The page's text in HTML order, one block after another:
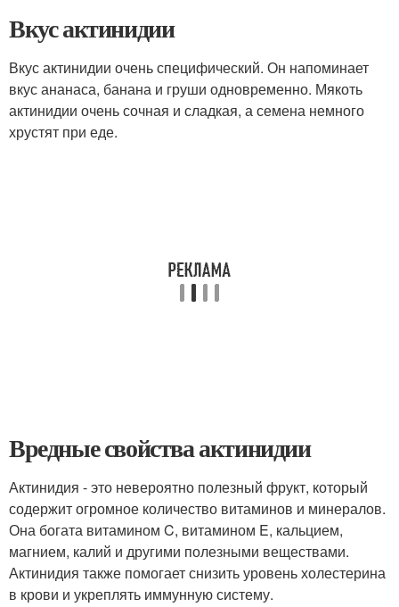
Вкус актинидии
Вкус актинидии очень специфический. Он напоминает
вкус ананаса, банана и груши одновременно. Мякоть
актинидии очень сочная и сладкая, а семена немного
хрустят при еде.
Вредные свойства актинидии
Актинидия - это невероятно полезный фрукт, который
содержит огромное количество витаминов и минералов.
Она богата витамином C, витамином E, кальцием,
магнием, калий и другими полезными веществами.
Актинидия также помогает снизить уровень холестерина
в крови и укреплять иммунную систему.